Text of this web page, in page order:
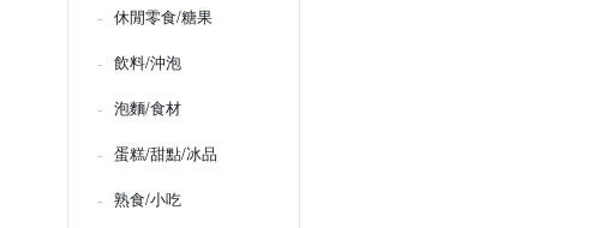
休閒零食/糖果
飲料/沖泡
泡麵/食材
蛋糕/甜點/冰品
熟食/小吃